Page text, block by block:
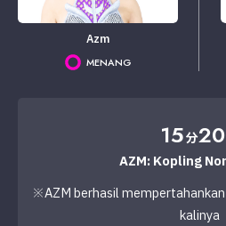
Azm
MENANG
15分20
AZM: Kopling
※AZM berhasil
kalinya